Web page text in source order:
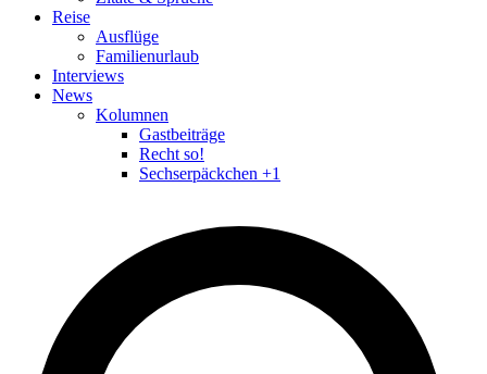
Reise
Ausflüge
Familienurlaub
Interviews
News
Kolumnen
Gastbeiträge
Recht so!
Sechserpäckchen +1